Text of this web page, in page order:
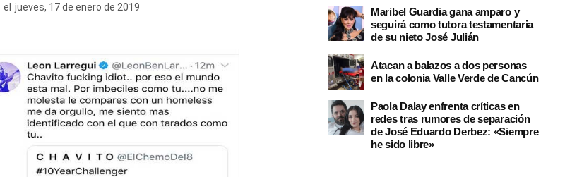
el jueves, 17 de enero de 2019
Maribel Guardia gana amparo y
seguirá como tutora testamentaria
de su nieto José Julián
Atacan a balazos a dos personas
en la colonia Valle Verde de Cancún
Paola Dalay enfrenta críticas en
redes tras rumores de separación
de José Eduardo Derbez: «Siempre
he sido libre»